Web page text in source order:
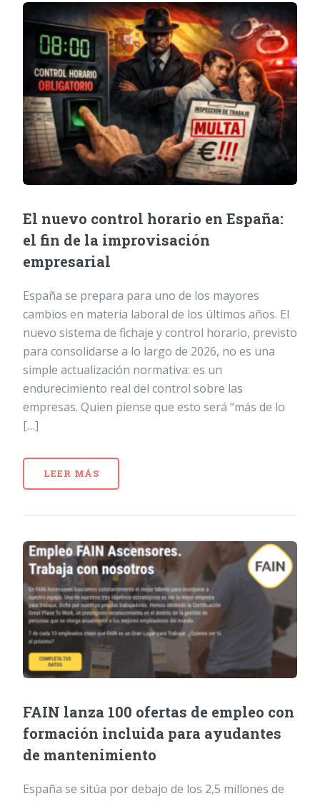
El nuevo control horario en España:
el fin de la improvisación
empresarial
España se prepara para uno de los mayores
cambios en materia laboral de los últimos años. El
nuevo sistema de fichaje y control horario, previsto
para consolidarse a lo largo de 2026, no es una
simple actualización normativa: es un
endurecimiento real del control sobre las
empresas. Quien piense que esto será “más de lo
[…]
LEER MÁS
FAIN lanza 100 ofertas de empleo con
formación incluida para ayudantes
de mantenimiento
España se sitúa por debajo de los 2,5 millones de